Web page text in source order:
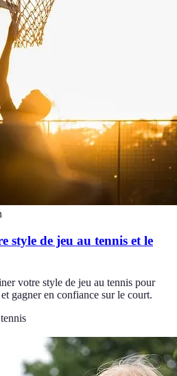
style de jeu au tennis et le
votre style de jeu au tennis pour
gagner en confiance sur le court.